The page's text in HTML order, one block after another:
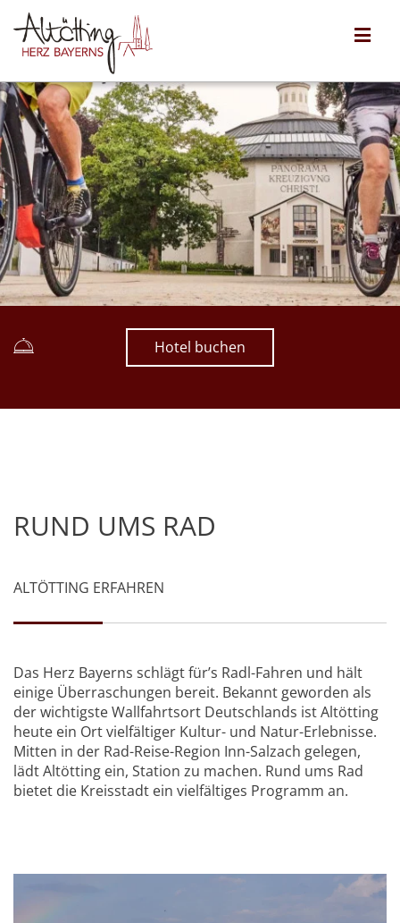
Hotel buchen
RUND UMS RAD
ALTÖTTING ERFAHREN
Das Herz Bayerns schlägt für’s Radl-Fahren und hält
einige Überraschungen bereit. Bekannt geworden als
der wichtigste Wallfahrtsort Deutschlands ist Altötting
heute ein Ort vielfältiger Kultur- und Natur-Erlebnisse.
Mitten in der Rad-Reise-Region Inn-Salzach gelegen,
lädt Altötting ein, Station zu machen. Rund ums Rad
bietet die Kreisstadt ein vielfältiges Programm an.